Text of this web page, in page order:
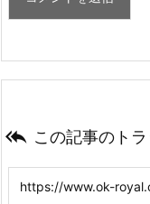
 この記事のト